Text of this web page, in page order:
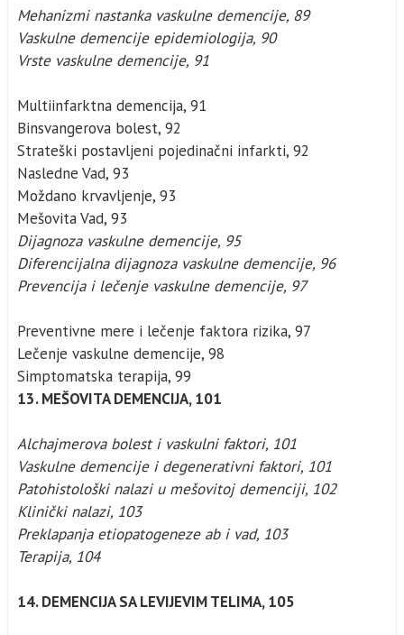
Mehanizmi nastanka vaskulne demencije, 89
Vaskulne demencije epidemiologija, 90
Vrste vaskulne demencije, 91
Multiinfarktna demencija, 91
Binsvangerova bolest, 92
Strateški postavljeni pojedinačni infarkti, 92
Nasledne Vad, 93
Moždano krvavljenje, 93
Mešovita Vad, 93
Dijagnoza vaskulne demencije, 95
Diferencijalna dijagnoza vaskulne demencije, 96
Prevencija i lečenje vaskulne demencije, 97
Preventivne mere i lečenje faktora rizika, 97
Lečenje vaskulne demencije, 98
Simptomatska terapija, 99
13. MEŠOVITA DEMENCIJA, 101
Alchajmerova bolest i vaskulni faktori, 101
Vaskulne demencije i degenerativni faktori, 101
Patohistološki nalazi u mešovitoj demenciji, 102
Klinički nalazi, 103
Preklapanja etiopatogeneze ab i vad, 103
Terapija, 104
14. DEMENCIJA SA LEVIJEVIM TELIMA, 105